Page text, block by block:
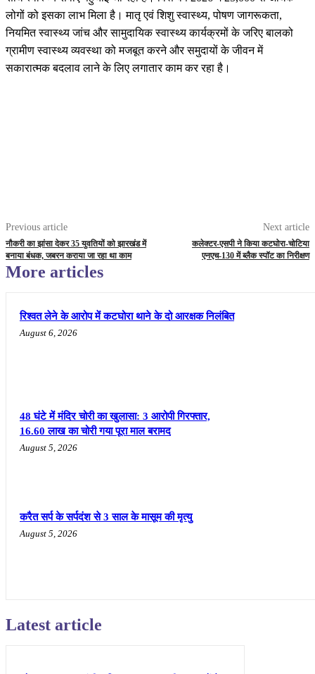
लोगों को इसका लाभ मिला है। मातृ एवं शिशु स्वास्थ्य, पोषण जागरूकता,
नियमित स्वास्थ्य जांच और सामुदायिक स्वास्थ्य कार्यक्रमों के जरिए बालको
ग्रामीण स्वास्थ्य व्यवस्था को मजबूत करने और समुदायों के जीवन में
सकारात्मक बदलाव लाने के लिए लगातार काम कर रहा है।
Previous article
नौकरी का झांसा देकर 35 युवतियों को झारखंड में
बनाया बंधक, जबरन कराया जा रहा था काम
Next article
कलेक्टर-एसपी ने किया कटघोरा-चोटिया
एनएच-130 में ब्लैक स्पॉट का निरीक्षण
More articles
रिश्वत लेने के आरोप में कटघोरा थाने के दो आरक्षक निलंबित
August 6, 2026
48 घंटे में मंदिर चोरी का खुलासा: 3 आरोपी गिरफ्तार,
16.60 लाख का चोरी गया पूरा माल बरामद
August 5, 2026
करैत सर्प के सर्पदंश से 3 साल के मासूम की मृत्यु
August 5, 2026
Latest article